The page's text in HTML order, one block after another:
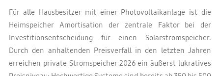
Für alle Hausbesitzer mit einer Photovoltaikanlage ist die
Heimspeicher Amortisation der zentrale Faktor bei der
Investitionsentscheidung für einen Solarstromspeicher.
Durch den anhaltenden Preisverfall in den letzten Jahren
erreichen private Stromspeicher 2026 ein äußerst lukratives